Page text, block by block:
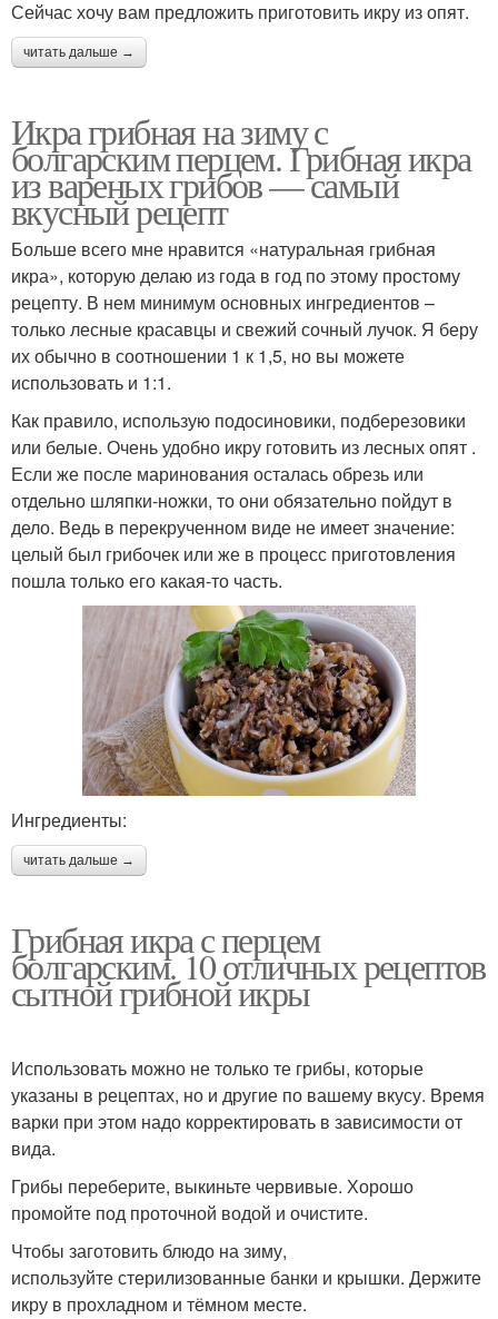
Сейчас хочу вам предложить приготовить икру из опят.
читать дальше →
Икра грибная на зиму с
болгарским перцем. Грибная икра
из вареных грибов — самый
вкусный рецепт
Больше всего мне нравится «натуральная грибная
икра», которую делаю из года в год по этому простому
рецепту. В нем минимум основных ингредиентов –
только лесные красавцы и свежий сочный лучок. Я беру
их обычно в соотношении 1 к 1,5, но вы можете
использовать и 1:1.
Как правило, использую подосиновики, подберезовики
или белые. Очень удобно икру готовить из лесных опят .
Если же после маринования осталась обрезь или
отдельно шляпки-ножки, то они обязательно пойдут в
дело. Ведь в перекрученном виде не имеет значение:
целый был грибочек или же в процесс приготовления
пошла только его какая-то часть.
Ингредиенты:
читать дальше →
Грибная икра с перцем
болгарским. 10 отличных рецептов
сытной грибной икры
Использовать можно не только те грибы, которые
указаны в рецептах, но и другие по вашему вкусу. Время
варки при этом надо корректировать в зависимости от
вида.
Грибы переберите, выкиньте червивые. Хорошо
промойте под проточной водой и очистите.
Чтобы заготовить блюдо на зиму,
используйте стерилизованные банки и крышки. Держите
икру в прохладном и тёмном месте.